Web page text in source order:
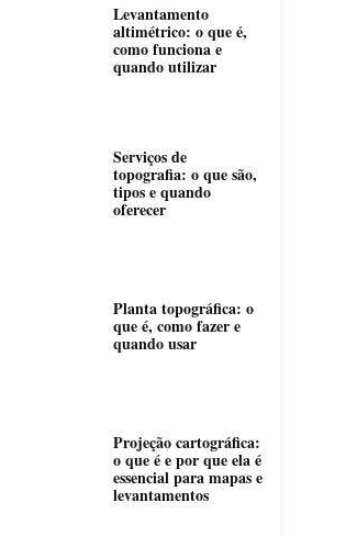
Levantamento
altimétrico: o que é,
como funciona e
quando utilizar
Serviços de
topografia: o que são,
tipos e quando
oferecer
Planta topográfica: o
que é, como fazer e
quando usar
Projeção cartográfica:
o que é e por que ela é
essencial para mapas e
levantamentos